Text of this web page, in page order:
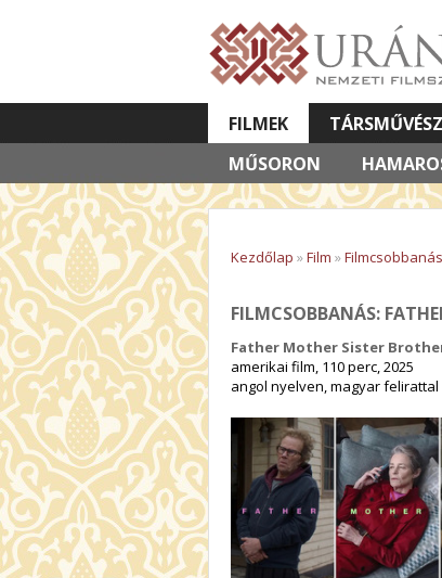
FILMEK
MŰSORON
VETÍTETT KÉPES
Kezdőlap »Film »
FILMCSOBBANÁS:
Father Mother Sister
amerikai film, 110 perc, 2025
angol nyelven, magyar felirattal